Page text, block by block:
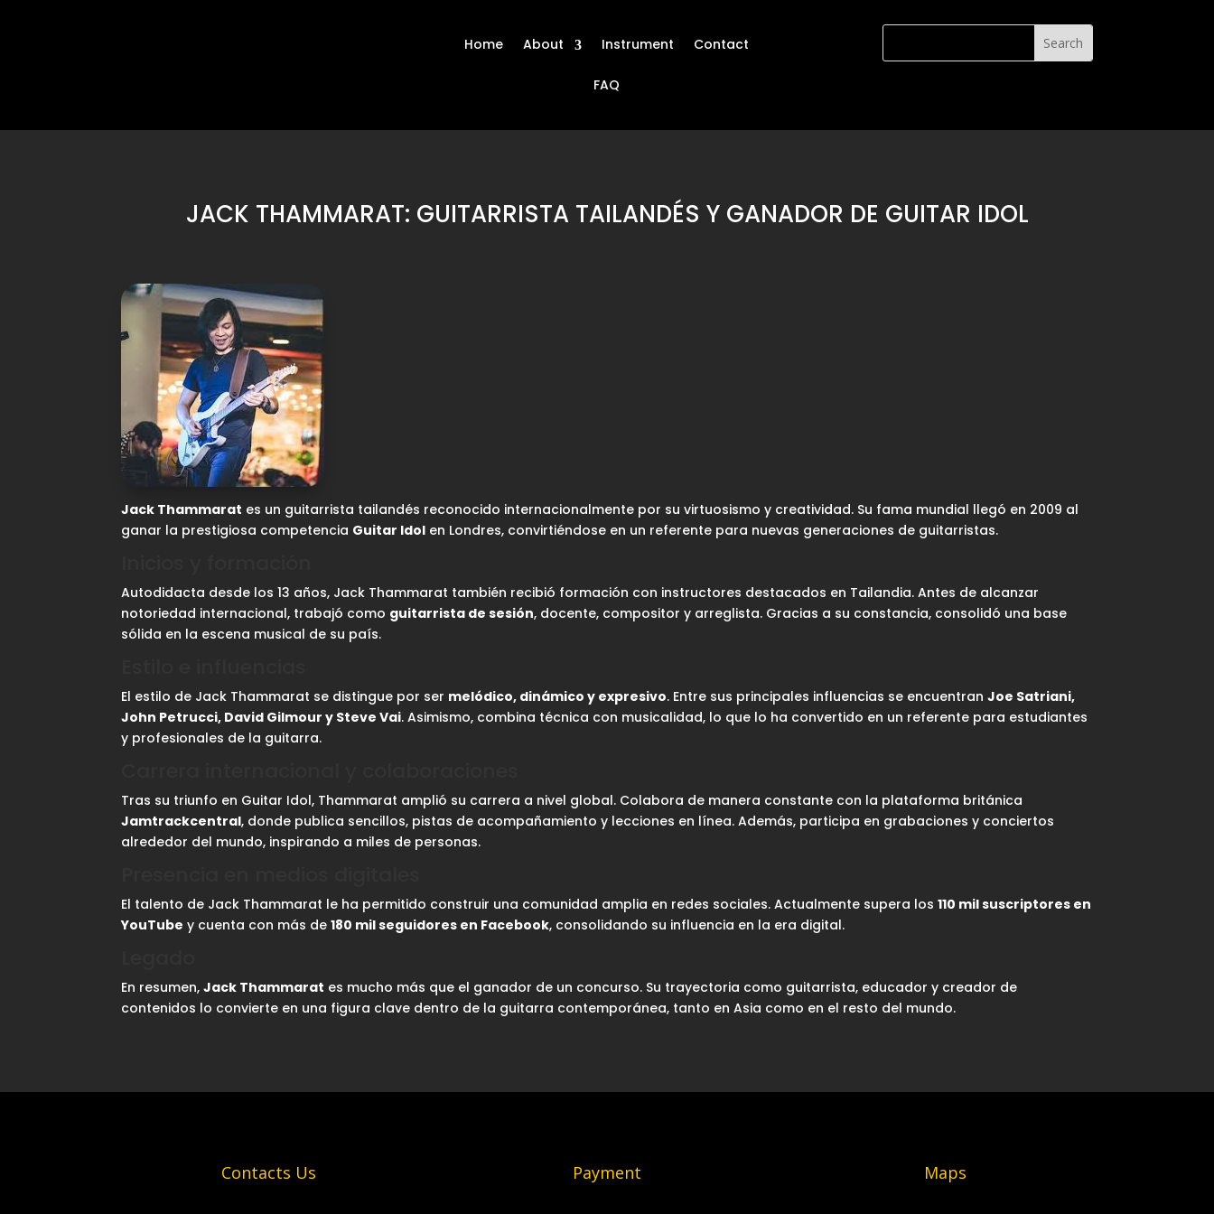
Home About Instrument Contact
FAQ
JACK THAMMARAT: GUITARRISTA TAILANDÉS Y GANADOR DE GUITAR IDOL
Jack Thammarat es un guitarrista tailandés reconocido internacionalmente por su virtuosismo y creatividad. Su fama mundial llegó en 2009 al
ganar la prestigiosa competencia Guitar Idol en Londres, convirtiéndose en un referente para nuevas generaciones de guitarristas.
Autodidacta desde los 13 años, Jack Thammarat también recibió formación con instructores destacados en Tailandia. Antes de alcanzar
notoriedad internacional, trabajó como guitarrista de sesión, docente, compositor y arreglista. Gracias a su constancia, consolidó una base
sólida en la escena musical de su país.
El estilo de Jack Thammarat se distingue por ser melódico, dinámico y expresivo. Entre sus principales influencias se encuentranJoe Satriani,
John Petrucci, David Gilmour y Steve Vai. Asimismo, combina técnica con musicalidad, lo que lo ha convertido en un referente para estudiantes
y profesionales de la guitarra.
Tras su triunfo en Guitar Idol, Thammarat amplió su carrera a nivel global. Colabora de manera constante con la plataforma británica
Jamtrackcentral, donde publica sencillos, pistas de acompañamiento y lecciones en línea. Además, participa en grabaciones y conciertos
alrededor del mundo, inspirando a miles de personas.
El talento de Jack Thammarat le ha permitido construir una comunidad amplia en redes sociales. Actualmente supera los110 mil suscriptores en
YouTube y cuenta con más de180 mil seguidores en Facebook, consolidando su influencia en la era digital.
En resumen,Jack Thammarat es mucho más que el ganador de un concurso. Su trayectoria como guitarrista, educador y creador de
contenidos lo convierte en una figura clave dentro de la guitarra contemporánea, tanto en Asia como en el resto del mundo.
Contacts Us Payment Maps